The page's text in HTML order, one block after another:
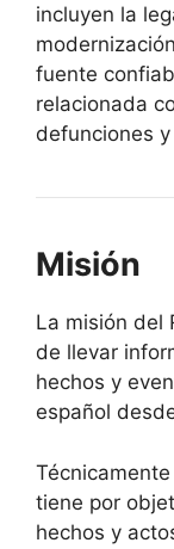
incluyen la
fuente
relacionada
defunciones
Misión
La misión del
de llevar
hechos y
español
tiene por
hechos y